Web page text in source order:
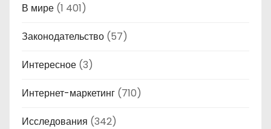
В мире (1 401)
Законодательство (57)
Интересное (3)
Интернет-маркетинг (710)
Исследования (342)